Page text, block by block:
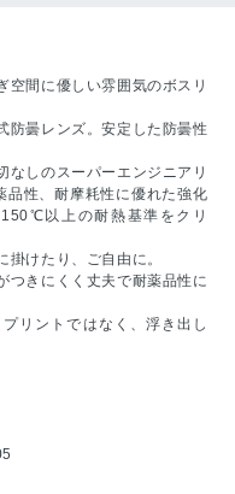
空間に優しい雰囲気のボスリ
防曇レンズ。安定した防曇性
なしのスーパーエンジニアリ
品性、耐摩耗性に優れた強化
以上の耐熱基準をクリ
掛けたり、ご自由に。
つきにくく丈夫で耐薬品性に
リントではなく、浮き出し